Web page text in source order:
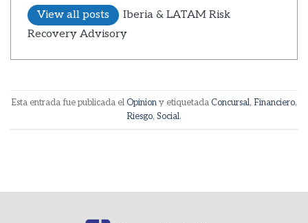
View all posts
Iberia & LATAM Risk
Recovery Advisory
Esta entrada fue publicada elOpiniony etiquetadaConcursal, Financiero,
Riesgo, Social.